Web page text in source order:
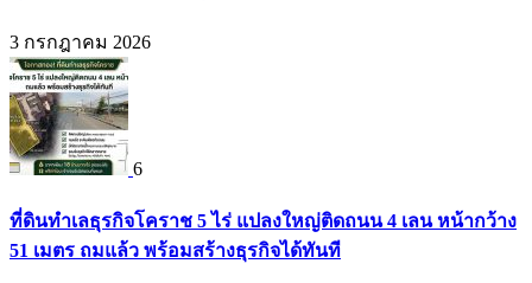
3 กรกฎาคม 2026
6
ที่ดินทำเลธุรกิจโคราช 5 ไร่ แปลงใหญ่ติดถนน 4 เลน หน้ากว้าง
51 เมตร ถมแล้ว พร้อมสร้างธุรกิจได้ทันที